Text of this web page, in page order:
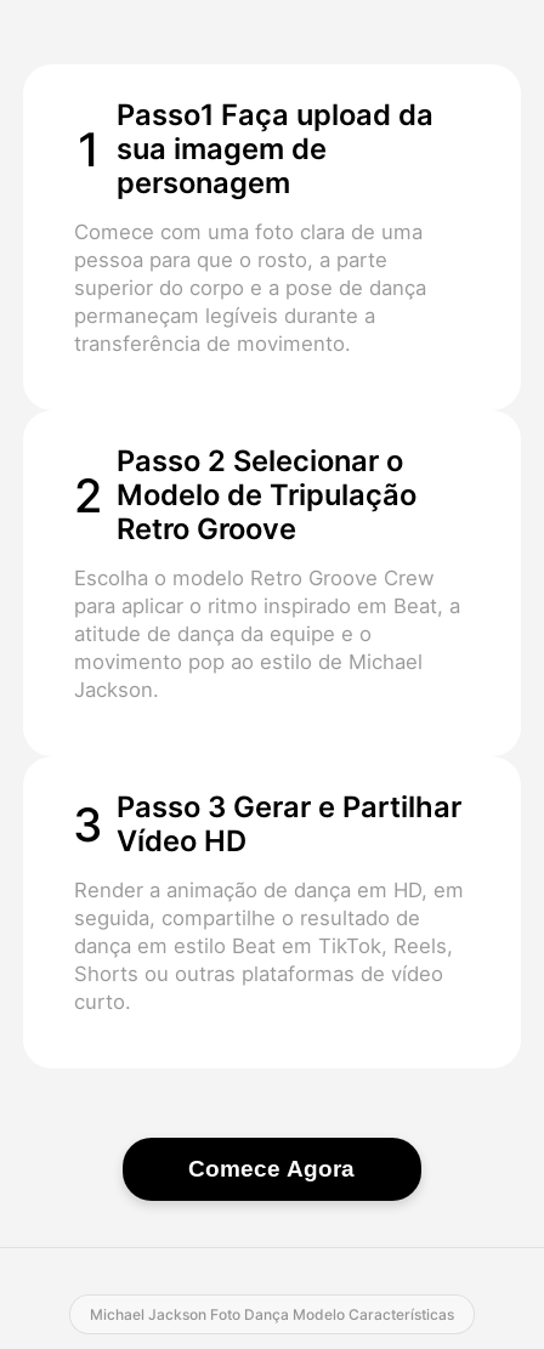
1
Passo1 Faça upload da
sua imagem de
personagem
Comece com uma foto clara de uma
pessoa para que o rosto, a parte
superior do corpo e a pose de dança
permaneçam legíveis durante a
transferência de movimento.
2
Passo 2 Selecionar o
Modelo de Tripulação
Retro Groove
Escolha o modelo Retro Groove Crew
para aplicar o ritmo inspirado em Beat, a
atitude de dança da equipe e o
movimento pop ao estilo de Michael
Jackson.
3 Passo 3 Gerar e Partilhar
Vídeo HD
Render a animação de dança em HD, em
seguida, compartilhe o resultado de
dança em estilo Beat em TikTok, Reels,
Shorts ou outras plataformas de vídeo
curto.
Comece Agora
Michael Jackson Foto Dança Modelo Características